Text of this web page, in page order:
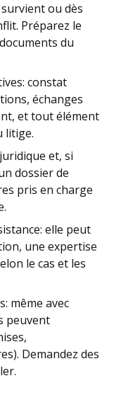
ou dès
Préparez le
du
constat
échanges
et tout élément
litige.
et, si
dossier de
pris en charge
elle peut
une expertise
le cas et les
même avec
peuvent
Demandez des